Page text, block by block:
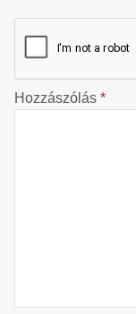
Hozzászólás *